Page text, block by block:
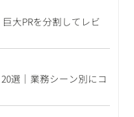
大PRを分割してレビ
選｜業務シーン別にコ